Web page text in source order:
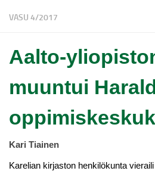
VASU 4/2017
Aalto-
muuntui
Kari Tiainen
Karelian kirjaston henkilökunta